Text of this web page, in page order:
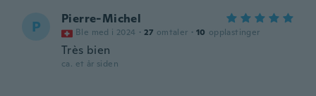
P Pierre-Michel
Ble med i 2024 · 27 omtaler · 10 opplastinger
Très bien
ca. et år siden